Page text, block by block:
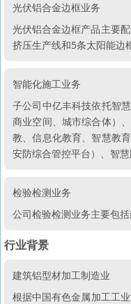
光伏铝合金边框业务
光伏铝合金边框产品主要
挤压生产线和5条太阳能边
智能化施工业务
子公司中亿丰科技依托智
商业空间、城市综合体）
教、信息化教育、智慧教
安防综合管控平台）、智
检验检测业务
公司检验检测业务主要包
行业背景
建筑铝型材加工制造业
根据中国有色金属加工工